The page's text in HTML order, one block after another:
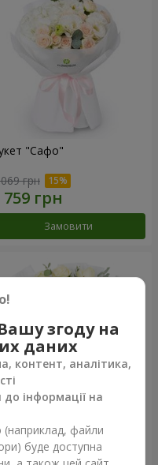
"Сафо"
грн
Замовити
з 9 білих троянд
443 грн
згоду на
даних
контент, аналітика,
інформації на
файли
буде доступна